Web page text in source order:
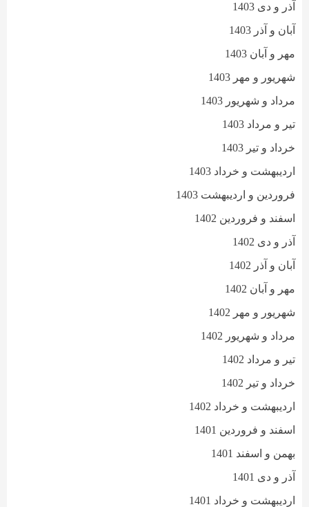
آذر و دی 1403
آبان و آذر 1403
مهر و آبان 1403
شهریور و مهر 1403
مرداد و شهریور 1403
تیر و مرداد 1403
خرداد و تیر 1403
اردیبهشت و خرداد 1403
فروردین و اردیبهشت 1403
اسفند و فروردین 1402
آذر و دی 1402
آبان و آذر 1402
مهر و آبان 1402
شهریور و مهر 1402
مرداد و شهریور 1402
تیر و مرداد 1402
خرداد و تیر 1402
اردیبهشت و خرداد 1402
اسفند و فروردین 1401
بهمن و اسفند 1401
آذر و دی 1401
اردیبهشت و خرداد 1401